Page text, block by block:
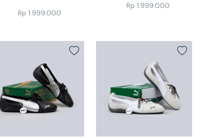
Rp1.999.000
Rp 1.999.000